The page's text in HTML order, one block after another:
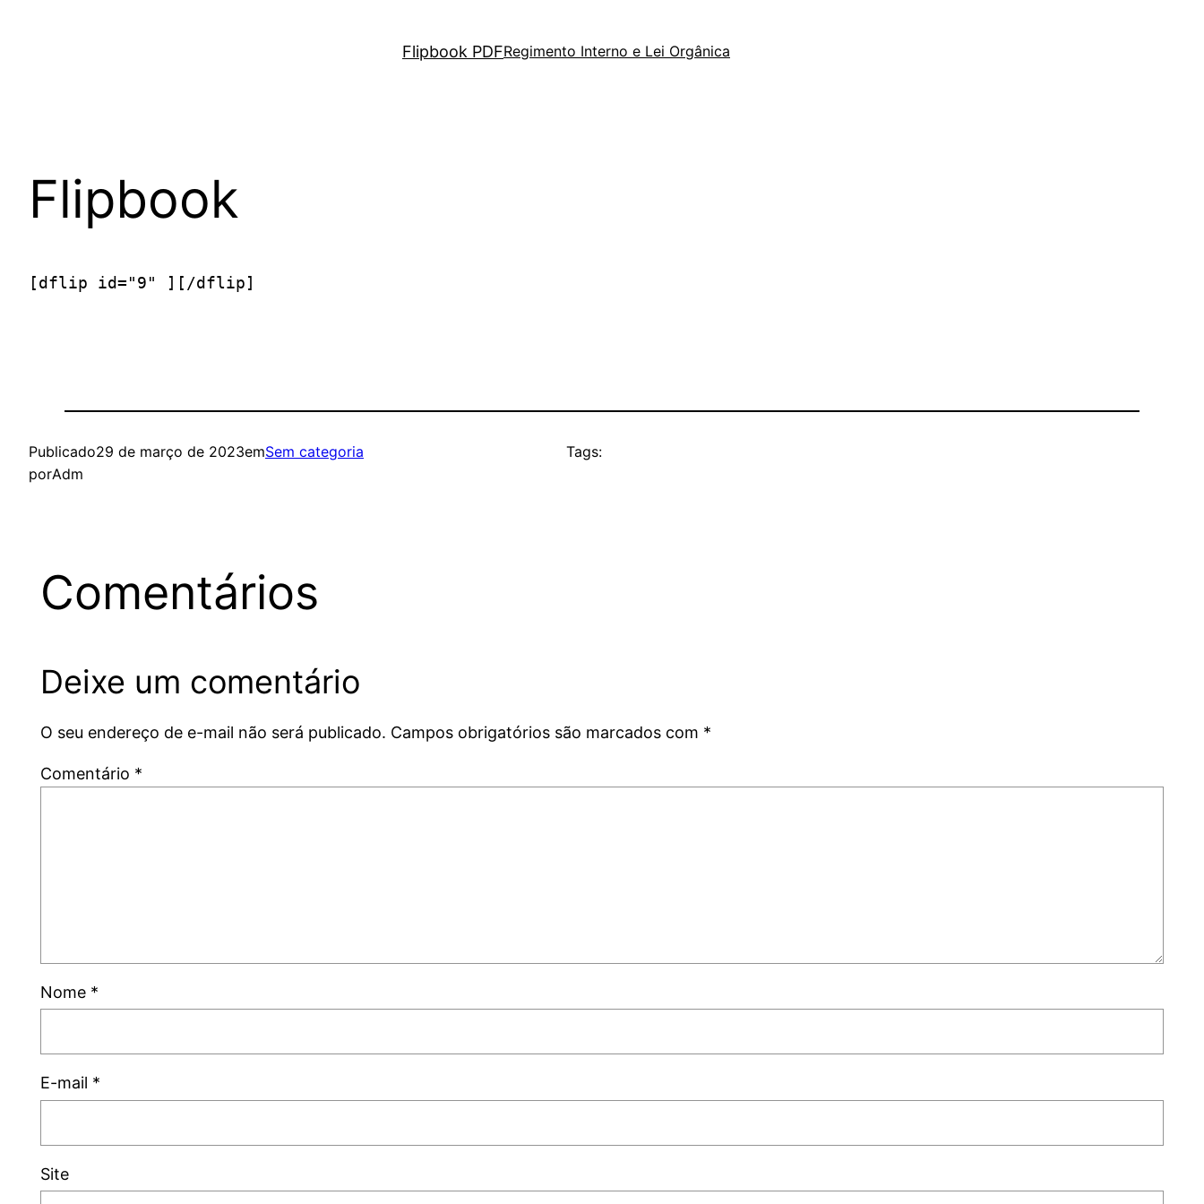
Flipbook PDFRegimento Interno e Lei Orgânica
Flipbook
[dflip id="9" ][/dflip]
Publicado29 de março de 2023emSem categoria
porAdm
Tags:
Comentários
Deixe um comentário
O seu endereço de e-mail não será publicado. Campos obrigatórios são marcados com *
Comentário *
Nome *
E-mail *
Site